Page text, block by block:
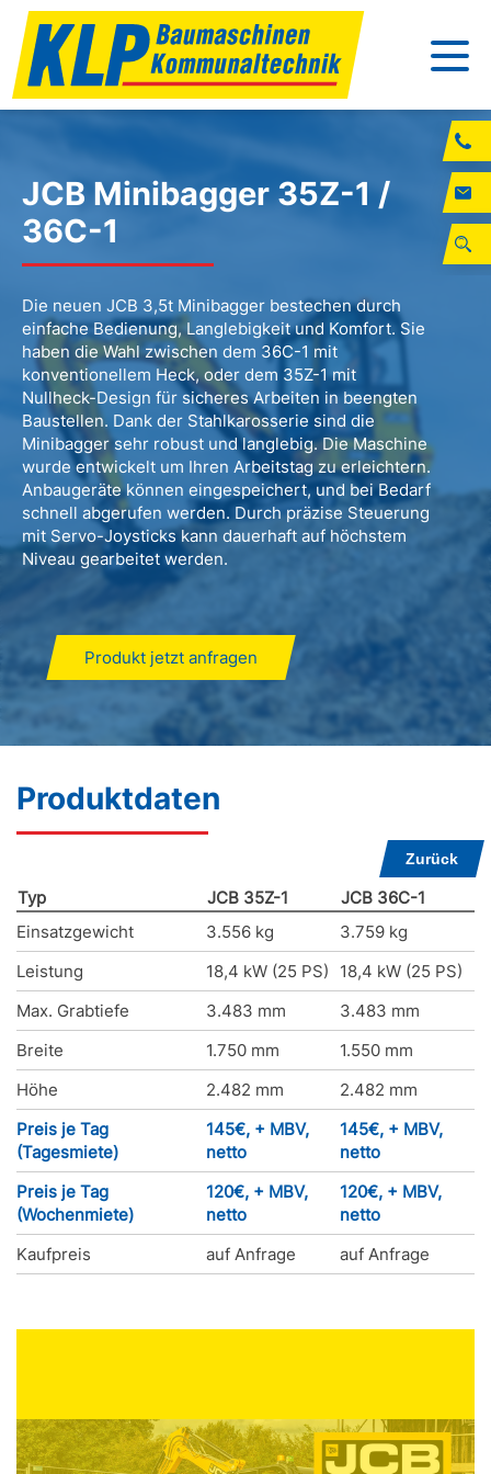
JCB Minibagger 35Z-1 /
36C-1
Die neuen JCB 3,5t Minibagger bestechen durch
einfache Bedienung, Langlebigkeit und Komfort. Sie
haben die Wahl zwischen dem 36C-1 mit
konventionellem Heck, oder dem 35Z-1 mit
Nullheck-Design für sicheres Arbeiten in beengten
Baustellen. Dank der Stahlkarosserie sind die
Minibagger sehr robust und langlebig. Die Maschine
wurde entwickelt um Ihren Arbeitstag zu erleichtern.
Anbaugeräte können eingespeichert, und bei Bedarf
schnell abgerufen werden. Durch präzise Steuerung
mit Servo-Joysticks kann dauerhaft auf höchstem
Niveau gearbeitet werden.
Produkt jetzt anfragen
Produktdaten
Zurück
Typ JCB 35Z-1
JCB 36C-1
Einsatzgewicht
3.556 kg
3.759 kg
Leistung
18,4 kW (25 PS)
18,4 kW (25 PS)
Max. Grabtiefe
3.483 mm
3.483 mm
Breite
1.750 mm
1.550 mm
Höhe
2.482 mm
2.482 mm
Preis je Tag
(Tagesmiete)
145€, + MBV,
netto
145€, + MBV,
netto
Preis je Tag
(Wochenmiete)
120€, + MBV,
netto
120€, + MBV,
netto
Kaufpreis
auf Anfrage auf Anfrage